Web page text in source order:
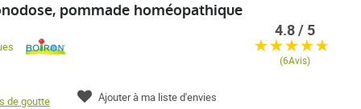
pommade homéopathique
de goutte
4.8 / 5
(6Avis)
Ajouter à ma liste d'envies